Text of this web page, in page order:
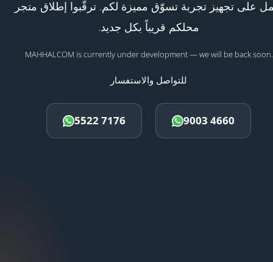
على تجهيز تجربة تسوّق مميزة لكم. ترقّبوا إطلاق متجر
محلكم قريباً بكل جديد.
MAHHALCOM is currently under development — we will be back soon.
للتواصل والاستفسار
5522 7176 9003 4660